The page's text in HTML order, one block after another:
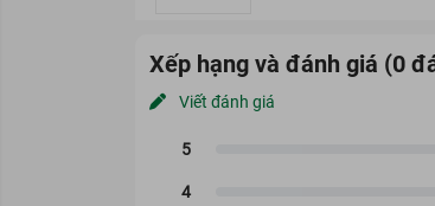
Xếp hạng và đánh giá (0
Viết đánh giá